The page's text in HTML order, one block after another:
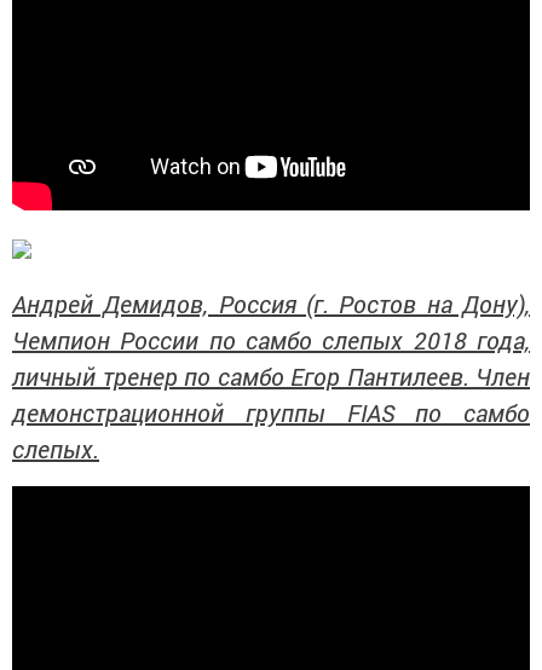
Андрей Демидов, Россия (г. Ростов на Дону),
Чемпион России по самбо слепых 2018 года,
личный тренер по самбо Егор Пантилеев. Член
демонстрационной группы FIAS по самбо
слепых.